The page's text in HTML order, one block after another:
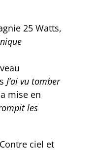
25 Watts,
J’ai vu tomber
mise en
les
ciel et